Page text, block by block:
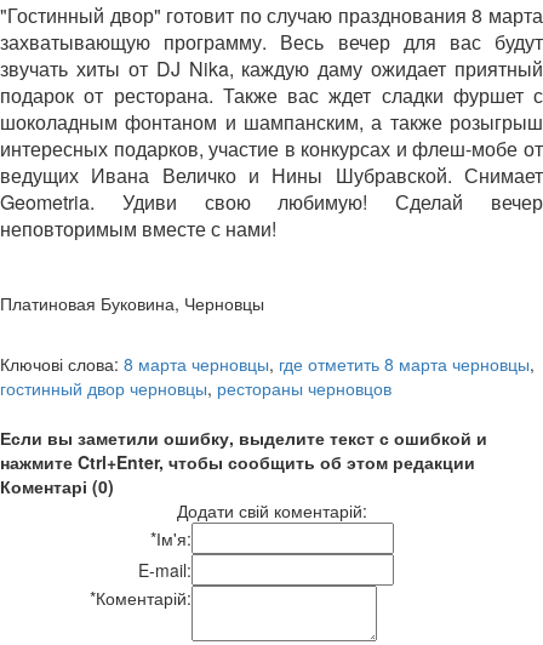
"Гостинный двор" готовит по случаю празднования 8 марта
захватывающую программу. Весь вечер для вас будут
звучать хиты от DJ Nika, каждую даму ожидает приятный
подарок от ресторана. Также вас ждет сладки фуршет с
шоколадным фонтаном и шампанским, а также розыгрыш
интересных подарков, участие в конкурсах и флеш-мобе от
ведущих Ивана Величко и Нины Шубравской. Снимает
Geometria. Удиви свою любимую! Сделай вечер
неповторимым вместе с нами!
Платиновая Буковина, Черновцы
Ключові слова: 8 марта черновцы, где отметить 8 марта черновцы,
гостинный двор черновцы, рестораны черновцов
Если вы заметили ошибку, выделите текст с ошибкой и
нажмите Ctrl+Enter, чтобы сообщить об этом редакции
Коментарі (0)
Додати свій коментарій:
*Ім'я:
E-mail:
*Коментарій: